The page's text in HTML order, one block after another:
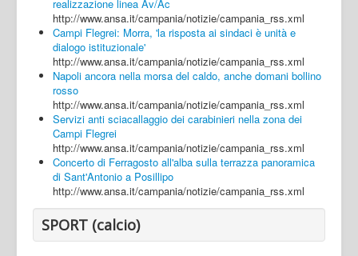
realizzazione linea Av/Ac
http://www.ansa.it/campania/notizie/campania_rss.xml
Campi Flegrei: Morra, 'la risposta ai sindaci è unità e
dialogo istituzionale'
http://www.ansa.it/campania/notizie/campania_rss.xml
Napoli ancora nella morsa del caldo, anche domani bollino
rosso
http://www.ansa.it/campania/notizie/campania_rss.xml
Servizi anti sciacallaggio dei carabinieri nella zona dei
Campi Flegrei
http://www.ansa.it/campania/notizie/campania_rss.xml
Concerto di Ferragosto all'alba sulla terrazza panoramica
di Sant'Antonio a Posillipo
http://www.ansa.it/campania/notizie/campania_rss.xml
SPORT (calcio)